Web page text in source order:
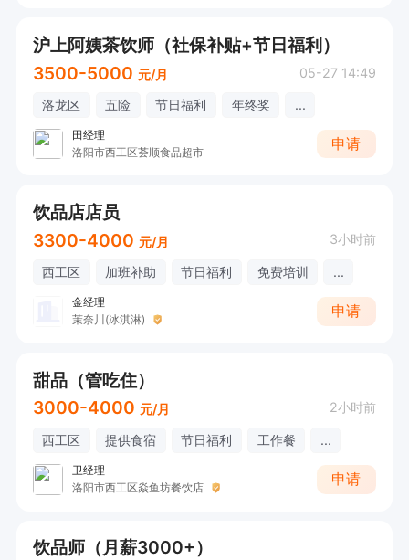
沪上阿姨茶饮师（社保补贴+节日福利）
3500-5000 元/月 05-27 14:49
洛龙区 五险 节日福利 年终奖 ...
田经理
洛阳市西工区荟顺食品超市
申请
饮品店店员
3300-4000 元/月 3小时前
西工区 加班补助 节日福利 免费培训 ...
金经理
茉奈川(冰淇淋)
申请
甜品（管吃住）
3000-4000 元/月 2小时前
西工区 提供食宿 节日福利 工作餐 ...
卫经理
洛阳市西工区焱鱼坊餐饮店
申请
饮品师（月薪3000+）